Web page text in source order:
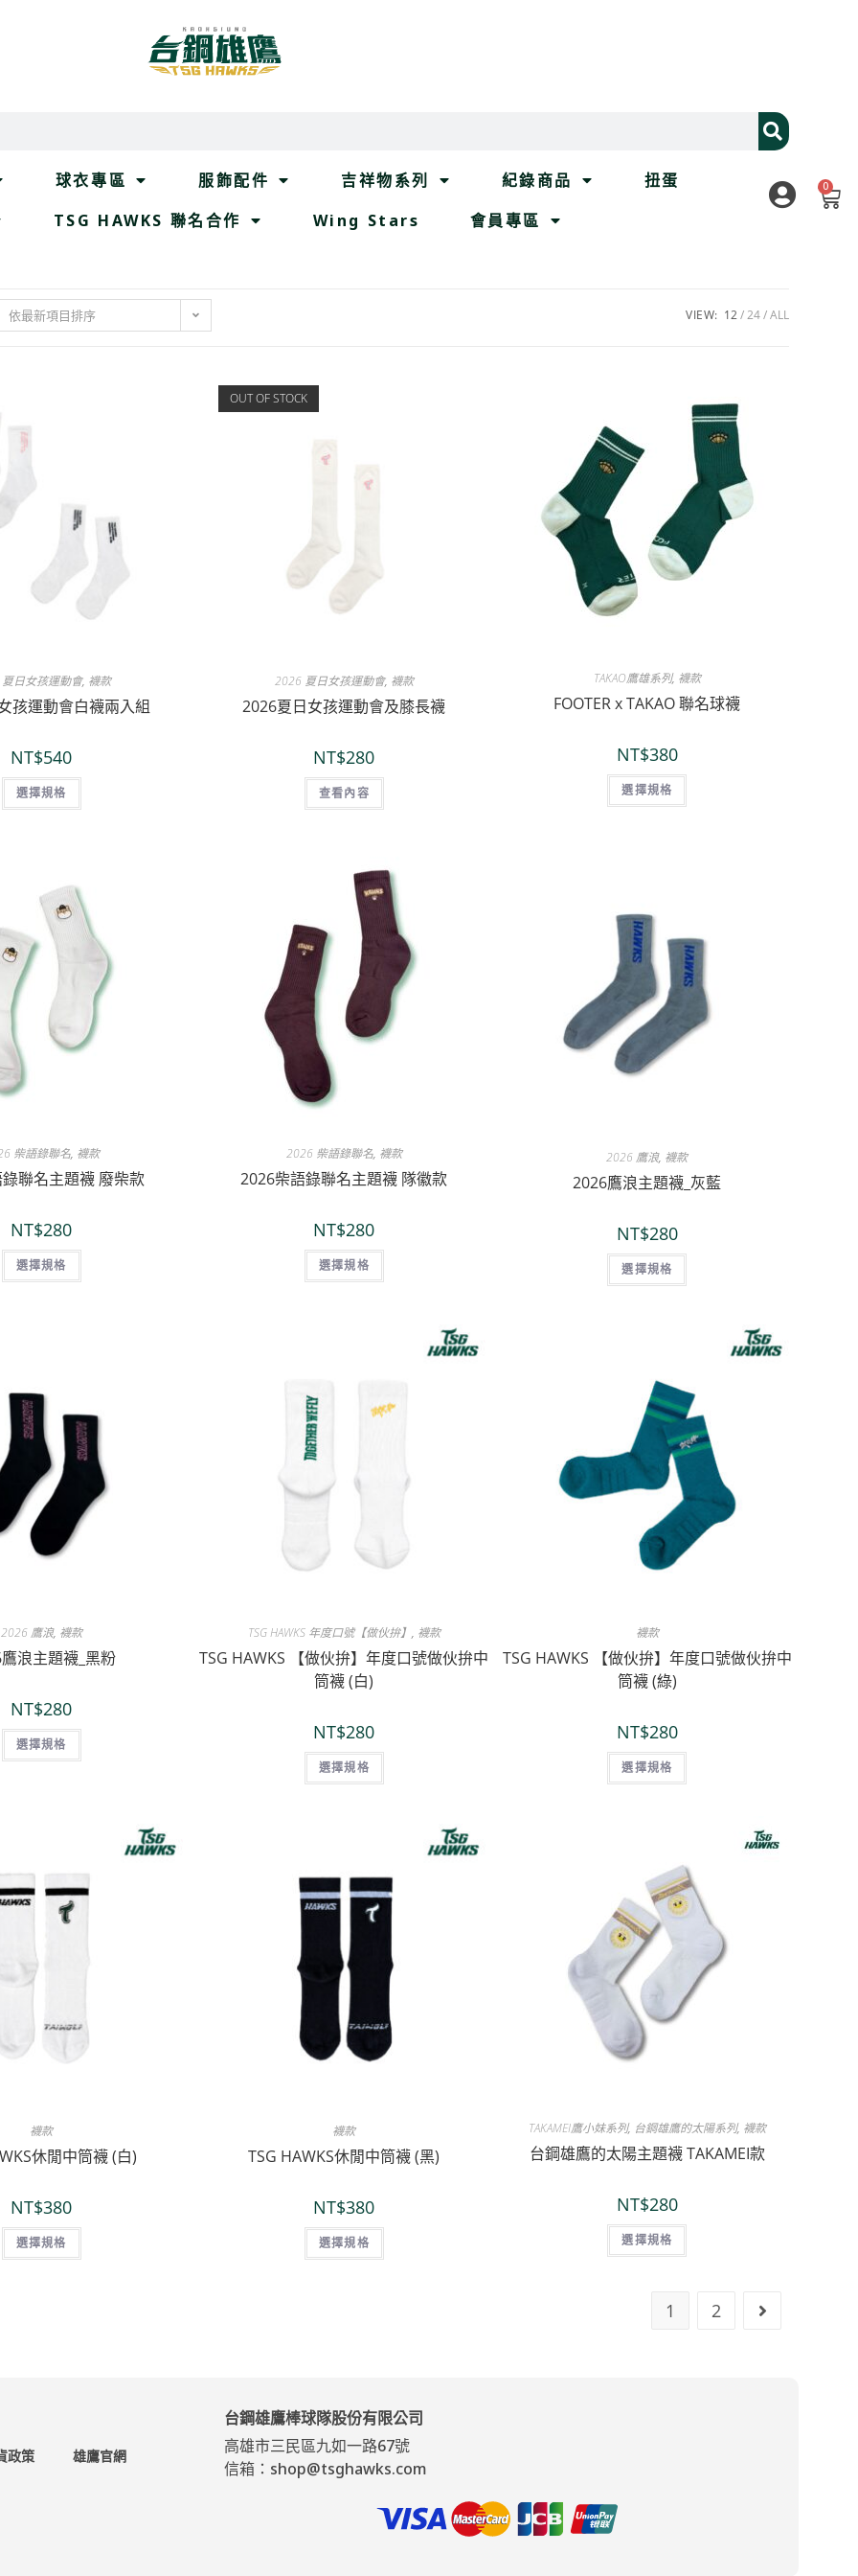
球衣專區 服飾配件 吉祥物系列 紀錄商品
扭蛋
TSG HAWKS 聯名合作
Wing Stars 會員專區
0
依最新項目排序 VIEW: 12 24 ALL
日女孩運動會, 襪款
孩運動會白襪兩入組
NT$540
選擇規格
OUT OF STOCK
2026 夏日女孩運動會, 襪款
2026夏日女孩運動會及膝長襪
NT$280
查看內容
TAKAO鷹雄系列, 襪款
FOOTER x TAKAO 聯名球襪
NT$380
選擇規格
柴語錄聯名, 襪款
聯名主題襪 廢柴款
NT$280
選擇規格
2026 柴語錄聯名, 襪款
2026柴語錄聯名主題襪 隊徽款
NT$280
選擇規格
2026 鷹浪, 襪款
2026鷹浪主題襪_灰藍
NT$280
選擇規格
2026 鷹浪, 襪款
浪主題襪_黑粉
NT$280
選擇規格
TSG HAWKS 年度口號【做伙拚】 , 襪款
TSG HAWKS 【做伙拚】年度口號做伙拚中
筒襪 (白)
NT$280
選擇規格
襪款
TSG HAWKS 【做伙拚】年度口號做伙拚中
筒襪 (綠)
NT$280
選擇規格
襪款
休閒中筒襪 (白)
NT$380
選擇規格
襪款
TSG HAWKS休閒中筒襪 (黑)
NT$380
選擇規格
TAKAMEI鷹小妹系列, 台鋼雄鷹的太陽系列, 襪款
台鋼雄鷹的太陽主題襪 TAKAMEI款
NT$280
選擇規格
1 2
政策 雄鷹官網
台鋼雄鷹棒球隊股份有限公司
高雄市三民區九如一路67號
信箱：shop@tsghawks.com